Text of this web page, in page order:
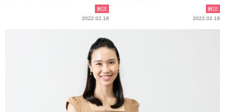
解説
2022.02.18
解説
2022.02.18